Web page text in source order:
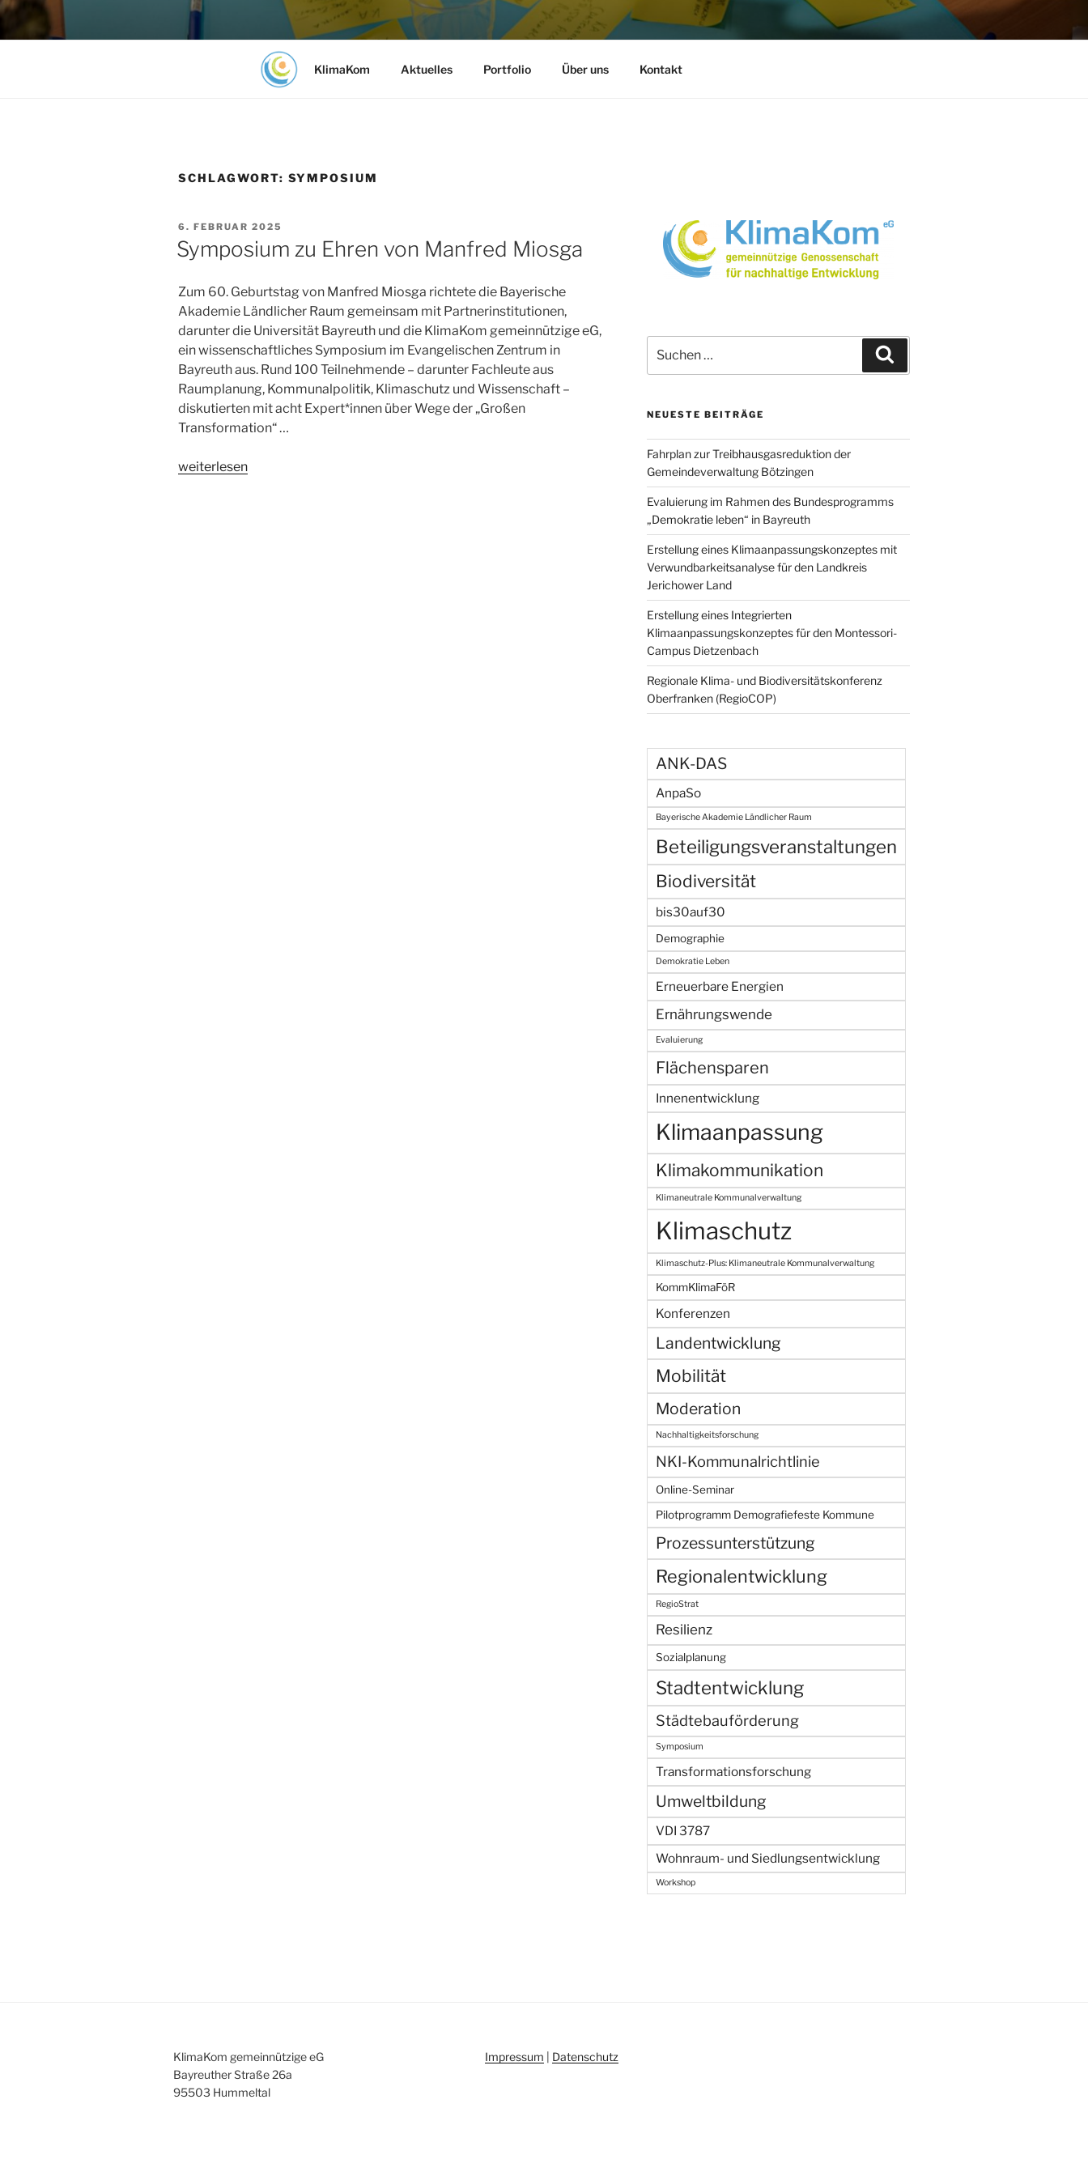
Zum
KlimaKom gemeinnützige eG
Gemeinnützige Genossenschaft für nachhaltige Entwicklung
KlimaKom Aktuelles Portfolio Über uns Kontakt
SCHLAGWORT: SYMPOSIUM
6. FEBRUAR 2025
Symposium zu Ehren von Manfred Miosga
Zum 60. Geburtstag von Manfred Miosga richtete die Bayerische
Akademie Ländlicher Raum gemeinsam mit Partnerinstitutionen,
darunter die Universität Bayreuth und die KlimaKom gemeinnützige eG,
ein wissenschaftliches Symposium im Evangelischen Zentrum in
Bayreuth aus. Rund 100 Teilnehmende – darunter Fachleute aus
Raumplanung, Kommunalpolitik, Klimaschutz und Wissenschaft –
diskutierten mit acht Expert*innen über Wege der „Großen
Transformation“ …
„Symposium
weiterlesen
nach:
NEUESTE BEITRÄGE
Fahrplan zur Treibhausgasreduktion der
Gemeindeverwaltung Bötzingen
Evaluierung im Rahmen des Bundesprogramms
„Demokratie leben“ in Bayreuth
Erstellung eines Klimaanpassungskonzeptes mit
Verwundbarkeitsanalyse für den Landkreis
Jerichower Land
Erstellung eines Integrierten
Klimaanpassungskonzeptes für den Montessori-
Campus Dietzenbach
Regionale Klima- und Biodiversitätskonferenz
Oberfranken (RegioCOP)
ANK-DAS
AnpaSo
Bayerische Akademie Ländlicher Raum
Beteiligungsveranstaltungen
Biodiversität
bis30auf30
Demographie
Demokratie Leben
Erneuerbare Energien
Ernährungswende
Evaluierung
Flächensparen
Innenentwicklung
Klimaanpassung
Klimakommunikation
Klimaneutrale Kommunalverwaltung
Klimaschutz
Klimaschutz-Plus: Klimaneutrale Kommunalverwaltung
KommKlimaFöR
Konferenzen
Landentwicklung
Mobilität
Moderation
Nachhaltigkeitsforschung
NKI-Kommunalrichtlinie
Online-Seminar
Pilotprogramm Demografiefeste Kommune
Prozessunterstützung
Regionalentwicklung
RegioStrat
Resilienz
Sozialplanung
Stadtentwicklung
Städtebauförderung
Symposium
Transformationsforschung
Umweltbildung
VDI 3787
Wohnraum- und Siedlungsentwicklung
Workshop
KlimaKom gemeinnützige eG
Bayreuther Straße 26a
95503 Hummeltal
Impressum Datenschutz